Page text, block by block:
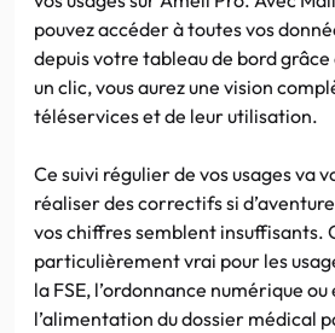
pouvez accéder à toutes vos
depuis votre tableau de bord grâce
un clic, vous aurez une vision
téléservices et de leur utilisation.
Ce suivi régulier de vos usages va
réaliser des correctifs si
vos chiffres semblent insuffisants.
particulièrement vrai pour les
la FSE, l’ordonnance numérique ou
l’alimentation du dossier médical